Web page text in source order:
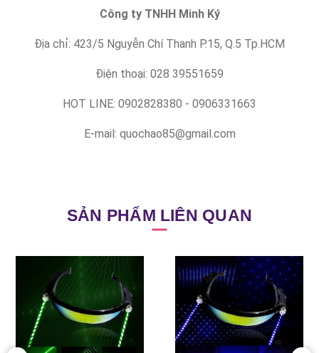
Công ty TNHH Minh Ký
Địa chỉ: 423/5 Nguyễn Chí Thanh P.15, Q.5 Tp.HCM
Điện thoại: 028 39551659
HOT LINE: 0902828380 - 0906331663
E-mail: quochao85@gmail.com
SẢN PHẨM LIÊN QUAN